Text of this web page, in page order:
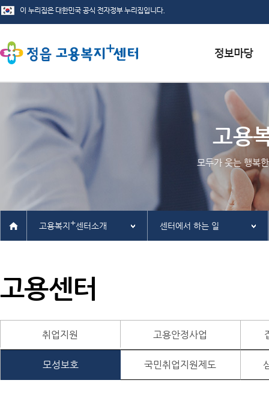
서식자료실
채용정보
인재정보
관련사이트
고용
모두가 웃는 행복
고용복지 +센터소개 센터에서 하는 일
고용센터
취업지원 고용안정사업
모성보호 국민취업지원제도